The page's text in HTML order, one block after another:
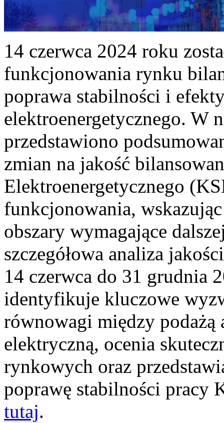
14 czerwca 2024 roku
funkcjonowania rynku
poprawa stabilności i
elektroenergetycznego. W
przedstawiono
zmian na jakość
Elektroenergetycznego
funkcjonowania,
obszary wymagające
szczegółowa analiza
14 czerwca do 31 grudnia
identyfikuje kluczowe
równowagi między podażą
elektryczną, ocenia
rynkowych oraz
poprawę stabilności pracy
tutaj.